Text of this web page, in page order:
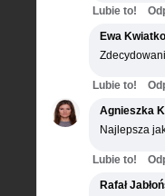
Lubie to!
Ewa
Lubie to!
Agnieszka
Najlepsza
Lubie to!
Rafał